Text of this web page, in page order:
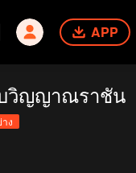
APP
วิญญาณราชัน
ง